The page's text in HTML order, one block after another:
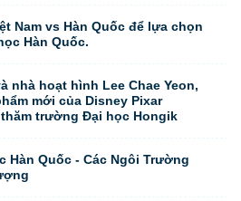
Nam vs Hàn Quốc để lựa chọn
Hàn Quốc.
nhà hoạt hình Lee Chae Yeon,
mới của Disney Pixar
trường Đại học Hongik
Hàn Quốc - Các Ngôi Trường